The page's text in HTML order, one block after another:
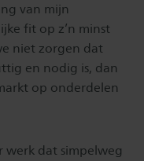
van mijn
fit op z’n minst
niet zorgen dat
en nodig is, dan
op onderdelen
werk dat simpelweg